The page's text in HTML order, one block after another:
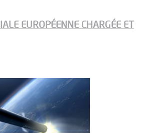
EUROPÉENNE CHARGÉE ET